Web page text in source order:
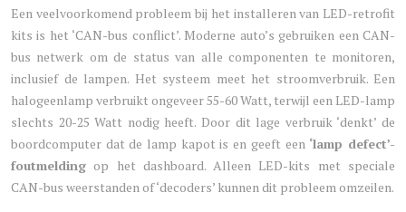
Een veelvoorkomend probleem bij het installeren van LED-retrofit
kits is het ‘CAN-bus conflict’. Moderne auto’s gebruiken een CAN-
bus netwerk om de status van alle componenten te monitoren,
inclusief de lampen. Het systeem meet het stroomverbruik. Een
halogeenlamp verbruikt ongeveer 55-60 Watt, terwijl een LED-lamp
slechts 20-25 Watt nodig heeft. Door dit lage verbruik ‘denkt’ de
boordcomputer dat de lamp kapot is en geeft een ‘lamp defect’-
foutmelding op het dashboard. Alleen LED-kits met speciale
CAN-bus weerstanden of ‘decoders’ kunnen dit probleem omzeilen.